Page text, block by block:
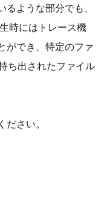
るような部分でも、
時にはトレース機
ができ、特定のファ
ち出されたファイル
さい。